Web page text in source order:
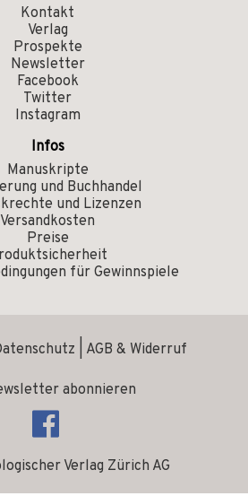
Kontakt
Verlag
Prospekte
Newsletter
Facebook
Twitter
Instagram
Infos
Manuskripte
und Buchhandel
und Lizenzen
Versandkosten
Preise
für Gewinnspiele
Verlag Zürich AG
AGB & Widerruf
abonnieren